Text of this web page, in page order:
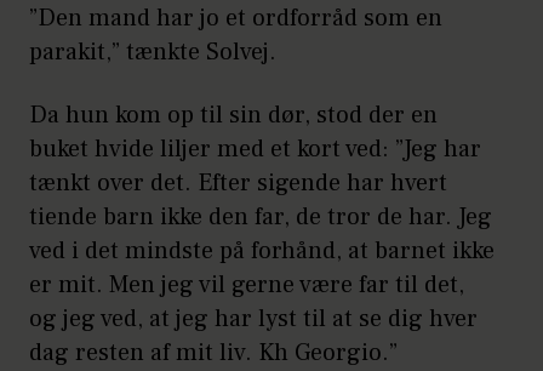
”Den mand har jo et ordforråd som en
parakit,” tænkte Solvej.
Da hun kom op til sin dør, stod der en
buket hvide liljer med et kort ved: ”Jeg har
tænkt over det. Efter sigende har hvert
tiende barn ikke den far, de tror de har. Jeg
ved i det mindste på forhånd, at barnet ikke
er mit. Men jeg vil gerne være far til det,
og jeg ved, at jeg har lyst til at se dig hver
dag resten af mit liv. Kh Georgio.”